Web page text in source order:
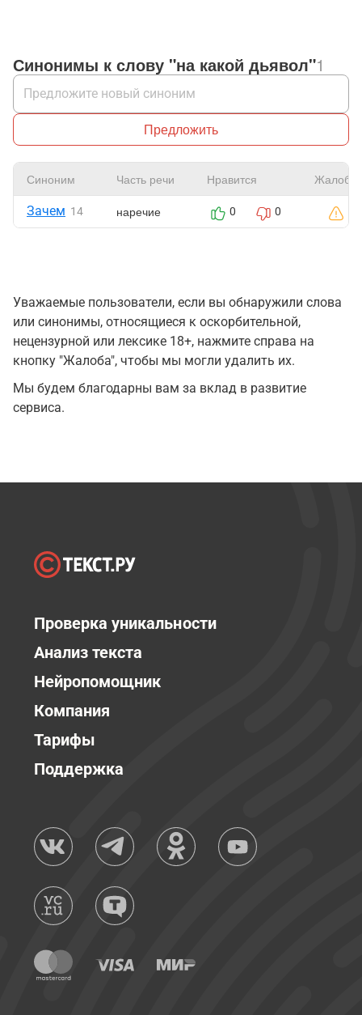
Синонимы к слову "на какой дьявол"1
Предложить
Синоним Часть речи Нравится Жалоба
Зачем 14 наречие 0 0
Уважаемые пользователи, если вы обнаружили слова
или синонимы, относящиеся к оскорбительной,
нецензурной или лексике 18+, нажмите справа на
кнопку "Жалоба", чтобы мы могли удалить их.
Мы будем благодарны вам за вклад в развитие
сервиса.
Проверка уникальности
Анализ текста
Нейропомощник
Компания
Тарифы
Поддержка